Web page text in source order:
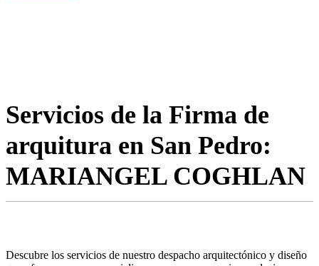
Servicios de la Firma de
arquitura en San Pedro:
MARIANGEL COGHLAN
Descubre los servicios de nuestro despacho arquitectónico y diseño